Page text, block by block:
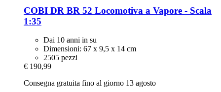
COBI DR BR 52 Locomotiva a Vapore -​ Scala
1:35
Dai 10 anni in su
Dimensioni: 67 x 9,5 x 14 cm
2505 pezzi
€ 190,99
Consegna gratuita fino al giorno 13 agosto